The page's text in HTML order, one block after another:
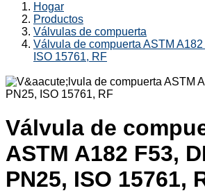
Hogar
Productos
Válvulas de compuerta
Válvula de compuerta ASTM
ISO 15761, RF
Válvula de
ASTM A182 F53,
PN25, ISO 15761,